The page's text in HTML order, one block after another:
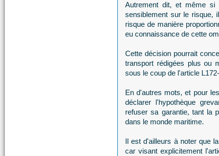
Autrement dit, et même si
sensiblement sur le risque,
risque de manière
eu connaissance de cette
Cette décision pourrait
transport rédigées plus ou
sous le coup de l'article
En d'autres mots, et pour
déclarer l'hypothèque
refuser sa garantie, tant la
dans le monde maritime.
Il est d'ailleurs à noter que
car visant explicitement